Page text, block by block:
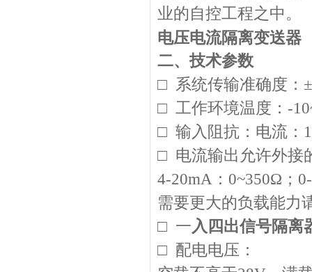
业的自控工程之中。
电压电流隔离变送器
二、 技术参数
□ 系统传输准确度：
□ 工作环境温度：-
□ 输入阻抗：电流：
□ 电流输出允许外接
4-20mA ：0~350Ω；
需要更大的负载能力
□ 一入四出信号隔离
□ 配电电压：